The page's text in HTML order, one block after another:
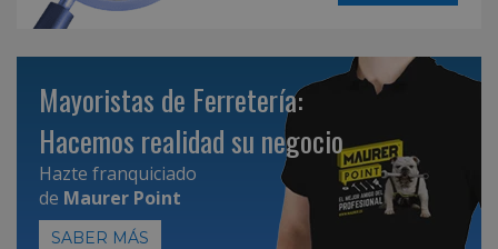
Mayoristas de Ferretería:
Hacemos realidad su negocio
Hazte franquiciado
de Maurer Point
SABER MÁS